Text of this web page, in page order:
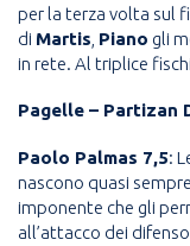
per la terza volta sul
di Martis Piano gli
in rete. Al triplice
Pagelle – Partizan
Paolo Palmas 7,5:
nascono quasi
imponente che gli
all’attacco dei